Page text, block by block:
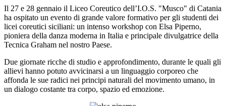
Il 27 e 28 gennaio il Liceo Coreutico dell’I.O.S. "Musco" di Catania
ha ospitato un evento di grande valore formativo per gli studenti dei
licei coreutici siciliani: un intenso workshop con Elsa Piperno,
pioniera della danza moderna in Italia e principale divulgatrice della
Tecnica Graham nel nostro Paese.
Due giornate ricche di studio e approfondimento, durante le quali gli
allievi hanno potuto avvicinarsi a un linguaggio corporeo che
affonda le sue radici nei principi naturali del movimento umano, in
un dialogo costante tra corpo, spazio ed emozione.